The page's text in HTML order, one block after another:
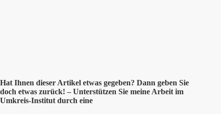
Hat Ihnen dieser Artikel etwas gegeben? Dann geben Sie
doch etwas zurück! – Unterstützen Sie meine Arbeit im
Umkreis-Institut durch eine